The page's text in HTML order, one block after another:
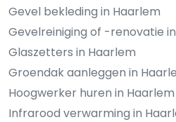
Gevel bekleding in Haarlem
Gevelreiniging of -renovatie
Glaszetters in Haarlem
Groendak aanleggen in
Hoogwerker huren in Haarlem
Infrarood verwarming in